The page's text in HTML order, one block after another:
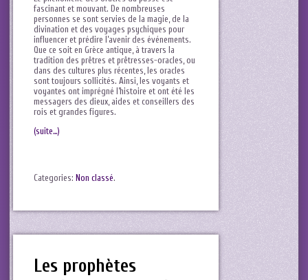
fascinant et‌ mouvant. De nombreuses
personnes se​ sont servies de la magie, de la
divination et ⁤des voyages psychiques pour
influencer et prédire l’avenir des ⁤événements.
Que⁤ ce soit⁣ en Grèce antique, à travers la
tradition des prêtres et prêtresses-oracles, ou
dans⁢ des cultures plus récentes,⁣ les oracles
sont toujours sollicités. Ainsi, les voyants et
voyantes ont imprégné l’histoire et ont été‌ les
messagers des dieux, aides‍ et ⁤conseillers des
⁣rois​ et grandes figures.
(suite…)
Categories: Non classé.
Les prophètes